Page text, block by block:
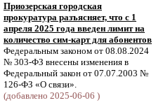
Приозерская городская
прокуратура разъясняет, что с 1
апреля 2025 года введен лимит на
количество сим-карт для абонентов
Федеральным законом от 08.08.2024
№ 303-ФЗ внесены изменения в
Федеральный закон от 07.07.2003 №
126-ФЗ «О связи».
(добавлено 2025-06-06 )